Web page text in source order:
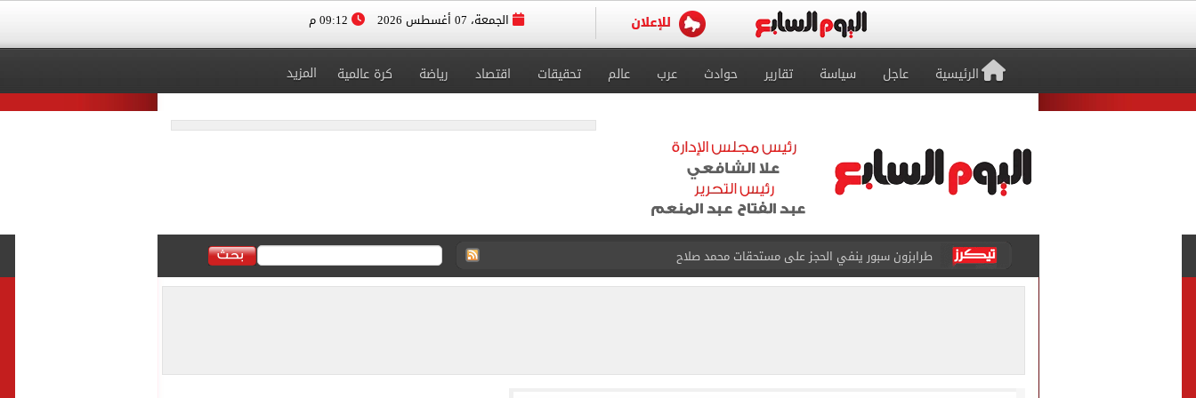
الجمعة، 07 أغسطس 2026
الرئيسية عاجل سياسة تقارير حوادث عرب عالم تحقيقات اقتصاد رياضة كرة عالمية المزيد
منتخب ناشئات كرة اليد يخسر أمام إسبانيا 27 - 26 فى نصف نهائى بطولة العالم
قفزة أعادت الزمن الجميل.. رأسية وائل جمعة فى مران الأهلي تستحضر أمجاد الصخرة
الزمالك يبلغ 4 لاعبين بعدم التواجد مع الفريق الأول بالموسم الجديد